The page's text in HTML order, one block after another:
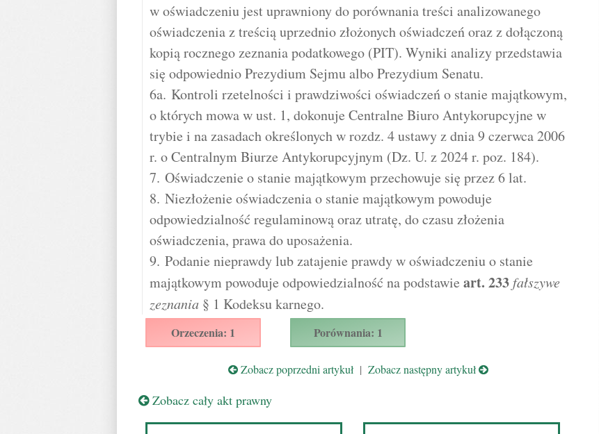
w oświadczeniu jest uprawniony do porównania treści analizowanego
oświadczenia z treścią uprzednio złożonych oświadczeń oraz z dołączoną
kopią rocznego zeznania podatkowego (PIT). Wyniki analizy przedstawia
się odpowiednio Prezydium Sejmu albo Prezydium Senatu.
6a. Kontroli rzetelności i prawdziwości oświadczeń o stanie majątkowym,
o których mowa w ust. 1, dokonuje Centralne Biuro Antykorupcyjne w
trybie i na zasadach określonych w rozdz. 4 ustawy z dnia 9 czerwca 2006
r. o Centralnym Biurze Antykorupcyjnym (Dz. U. z 2024 r. poz. 184).
7. Oświadczenie o stanie majątkowym przechowuje się przez 6 lat.
8. Niezłożenie oświadczenia o stanie majątkowym powoduje
odpowiedzialność regulaminową oraz utratę, do czasu złożenia
oświadczenia, prawa do uposażenia.
9. Podanie nieprawdy lub zatajenie prawdy w oświadczeniu o stanie
majątkowym powoduje odpowiedzialność na podstawie art. 233 fałszywe
zeznania § 1 Kodeksu karnego.
Orzeczenia: 1 Porównania: 1
Zobacz poprzedni artykuł| Zobacz następny artykuł
Zobacz cały akt prawny